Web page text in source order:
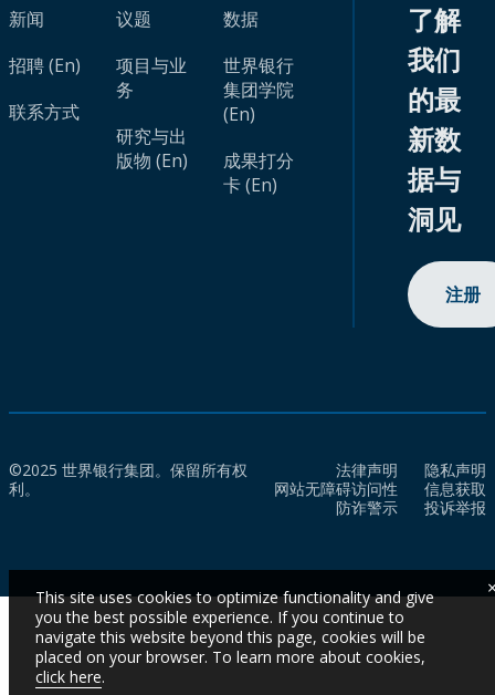
新闻
招聘 (En)
联系方式
议题
项目与业
务
研究与出
版物 (En)
数据
世界银行
集团学院
(En)
成果打分
卡 (En)
了解
我们
的最
新数
据与
洞见
注册
©2025 世界银行集团。保留所有权
利。
法律声明
隐私声明
网站无障碍访问性
信息获取
防诈警示
投诉举报
This site uses cookies to optimize functionality and give
you the best possible experience. If you continue to
navigate this website beyond this page, cookies will be
placed on your browser. To learn more about cookies,
click here.